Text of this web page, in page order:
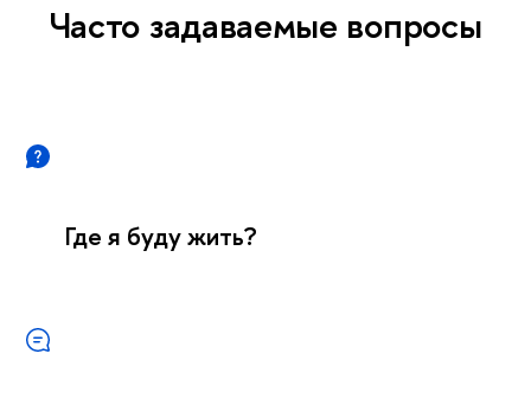
Часто задаваемые вопросы
Где я буду жить?